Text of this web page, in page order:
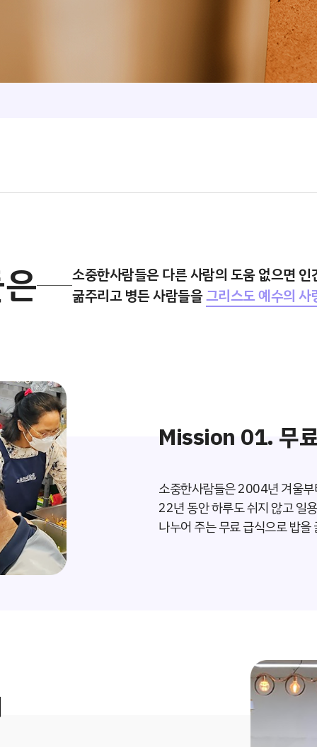
소중한사람들은 다른 사람의 도움 없으면
굶주리고 병든 사람들을그리스도 예수의
Mission 01. 무
소중한사람들은 2004년 겨울
22년 동안 하루도 쉬지 않고 일
나누어 주는 무료 급식으로 밥